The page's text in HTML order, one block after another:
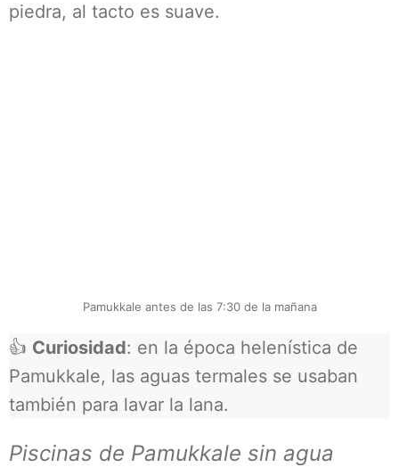
piedra, al tacto es suave.
Pamukkale antes de las 7:30 de la mañana
👍 Curiosidad: en la época helenística de
Pamukkale, las aguas termales se usaban
también para lavar la lana.
Piscinas de Pamukkale sin agua